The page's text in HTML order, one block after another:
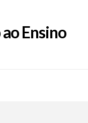
Ensino